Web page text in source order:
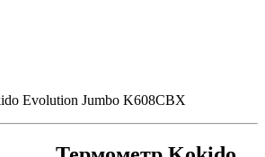
Evolution Jumbo K608CBX